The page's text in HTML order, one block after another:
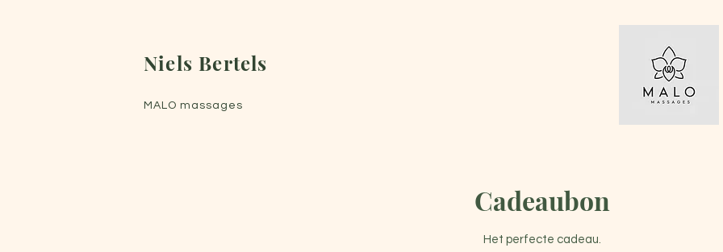
Niels Bertels
MALO massages
Cadeaubon
Het perfecte cadeau.